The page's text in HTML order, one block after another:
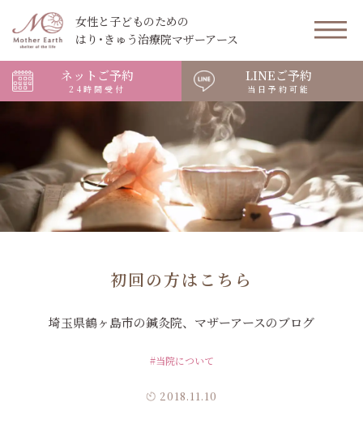
女性と子どものための
はり･きゅう治療院マザーアース
ネットご予約
24時間受付
LINEご予約
当日予約可能
初回の方はこちら
埼玉県鶴ヶ島市の鍼灸院、マザーアースのブログ
#当院について
2018.11.10